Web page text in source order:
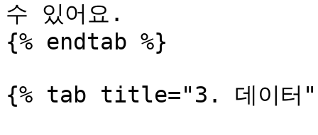
수 있어요.
{% endtab %}
{% tab title="3. 데이터"